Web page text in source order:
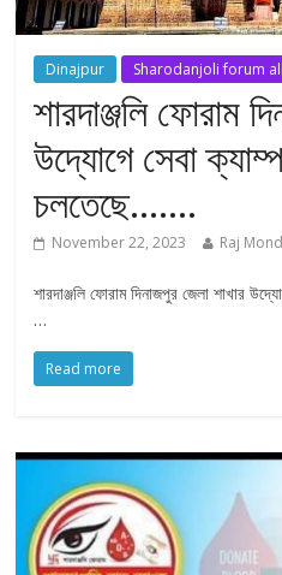
Dinajpur Sharodanjoli forum
শারদাঞ্জলি ফোরাম
উদ্যোগে সেবা
চলতেছে…….
November 22, 2023 Raj
শারদাঞ্জলি ফোরাম দিনাজপুর জেলা শাখার
…
Read more